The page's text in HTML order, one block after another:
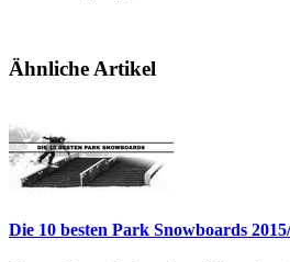
Ähnliche Artikel
Die 10 besten Park Snowboards